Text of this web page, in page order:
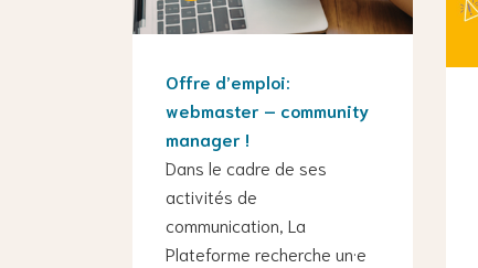
Offre d’emploi:
webmaster – community
manager !
Dans le cadre de ses
activités de
communication, La
Plateforme recherche un·e